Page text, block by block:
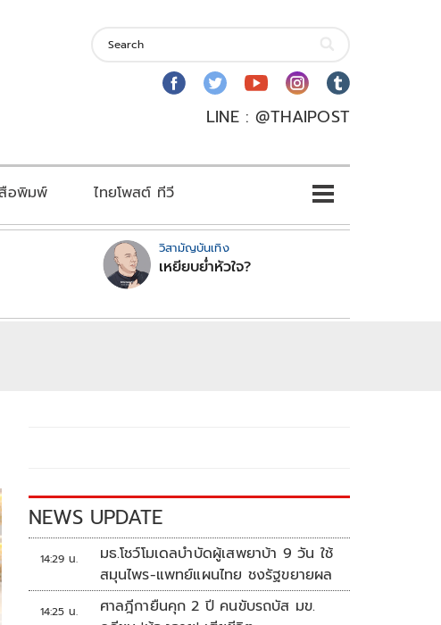
LINE : @THAIPOST
อพิมพ์ ไทยโพสต์ ทีวี
วิสามัญบันเทิง
เหยียบย่ำหัวใจ?
NEWS UPDATE
14:29 น.
มธ.โชว์โมเดลบำบัดผู้เสพยาบ้า 9 วัน ใช้
สมุนไพร-แพทย์แผนไทย ชงรัฐขยายผล
14:25 น.
ศาลฎีกายืนคุก 2 ปี คนขับรถบัส มข.